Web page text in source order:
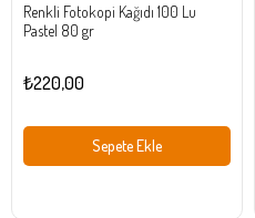
Renkli Fotokopi Kağıdı 100 Lu
Pastel 80 gr
₺220,00
Sepete Ekle